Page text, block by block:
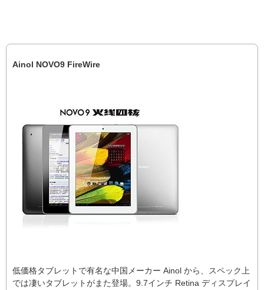
Ainol NOVO9 FireWire
低価格タブレットで有名な中国メーカー Ainol から、スペック上
では凄いタブレットがまた登場。9.7インチ Retina ディスプレイ